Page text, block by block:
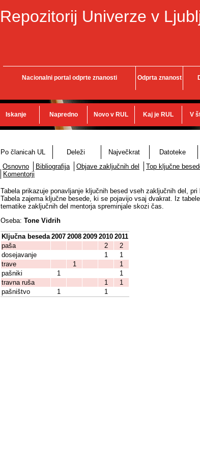
Repozitorij Univerze v
Nacionalni portal odprte znanosti Odprta znanost
Iskanje Napredno Novo v RUL Kaj je RUL V
Po članicah UL Deleži Največkrat Datoteke
Osnovno
Bibliografija Objave zaključnih del Top ključne
Komentorji
Tabela prikazuje ponavljanje ključnih besed vseh zaključnih del,
Tabela zajema ključne besede, ki se pojavijo vsaj dvakrat. Iz
tematike zaključnih del mentorja spreminjale skozi čas.
Oseba: Tone Vidrih
Ključna beseda 2007 2008 2009 2010 2011
paša
2
2
dosejavanje
1
1
trave
1
1
pašniki
1
1
travna ruša
1
1
pašništvo
1 1